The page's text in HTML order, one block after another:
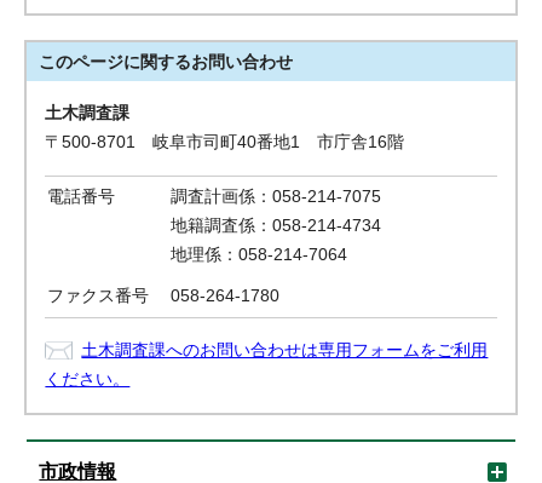
このページに関するお問い合わせ
土木調査課
〒500-8701 岐阜市司町40番地1 市庁舎16階
電話番号
調査計画係：058-214-7075
地籍調査係：058-214-4734
地理係：058-214-7064
ファクス番号 058-264-1780
土木調査課へのお問い合わせは専用フォームをご利用
ください。
市政情報